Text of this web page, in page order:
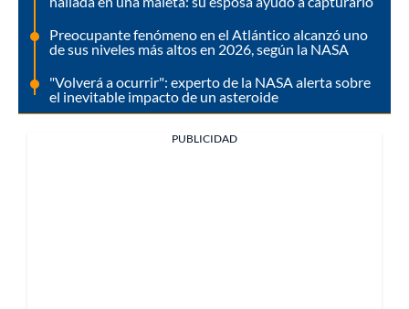
Preocupante fenómeno en el Atlántico alcanzó uno
de sus niveles más altos en 2026, según la NASA
"Volverá a ocurrir": experto de la NASA alerta sobre
el inevitable impacto de un asteroide
PUBLICIDAD